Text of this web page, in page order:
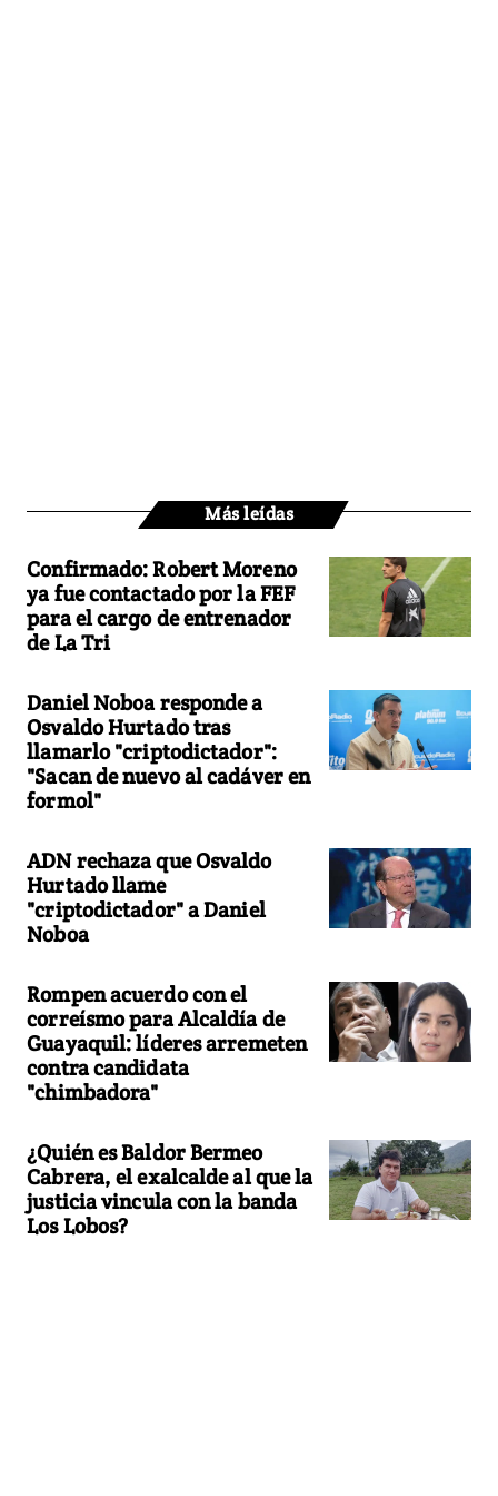
Más leídas
Confirmado: Robert Moreno
ya fue contactado por la FEF
para el cargo de entrenador
de La Tri
Daniel Noboa responde a
Osvaldo Hurtado tras
llamarlo "criptodictador":
"Sacan de nuevo al cadáver en
formol"
ADN rechaza que Osvaldo
Hurtado llame
"criptodictador" a Daniel
Noboa
Rompen acuerdo con el
correísmo para Alcaldía de
Guayaquil: líderes arremeten
contra candidata
"chimbadora"
¿Quién es Baldor Bermeo
Cabrera, el exalcalde al que la
justicia vincula con la banda
Los Lobos?